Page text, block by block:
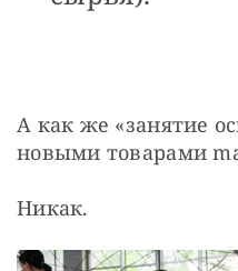
А как же «занятие
новыми товарами
Никак.